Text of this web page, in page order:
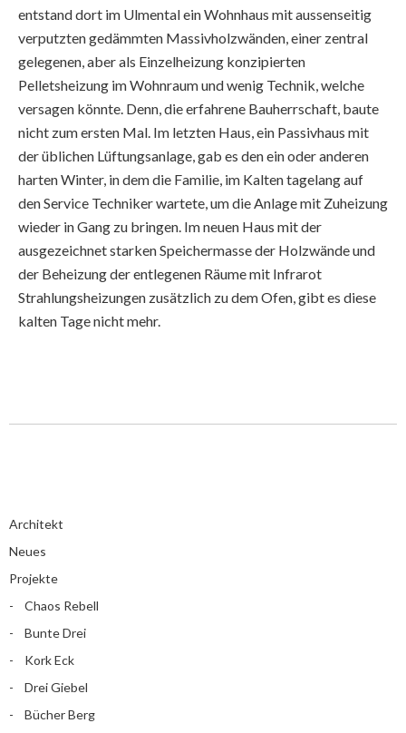
entstand dort im Ulmental ein Wohnhaus mit aussenseitig
verputzten gedämmten Massivholzwänden, einer zentral
gelegenen, aber als Einzelheizung konzipierten
Pelletsheizung im Wohnraum und wenig Technik, welche
versagen könnte. Denn, die erfahrene Bauherrschaft, baute
nicht zum ersten Mal. Im letzten Haus, ein Passivhaus mit
der üblichen Lüftungsanlage, gab es den ein oder anderen
harten Winter, in dem die Familie, im Kalten tagelang auf
den Service Techniker wartete, um die Anlage mit Zuheizung
wieder in Gang zu bringen. Im neuen Haus mit der
ausgezeichnet starken Speichermasse der Holzwände und
der Beheizung der entlegenen Räume mit Infrarot
Strahlungsheizungen zusätzlich zu dem Ofen, gibt es diese
kalten Tage nicht mehr.
Architekt
Neues
Projekte
Chaos Rebell
Bunte Drei
Kork Eck
Drei Giebel
Bücher Berg